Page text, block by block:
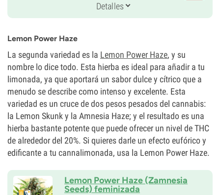
THC
15%
CBD
Bajo
Tipo de floración
Autofloreciente
Detalles
Lemon Power Haze
La segunda variedad es la Lemon Power Haze, y su
nombre lo dice todo. Esta hierba es ideal para añadir a tu
limonada, ya que aportará un sabor dulce y cítrico que a
menudo se describe como intenso y excelente. Esta
variedad es un cruce de dos pesos pesados del cannabis:
la Lemon Skunk y la Amnesia Haze; y el resultado es una
hierba bastante potente que puede ofrecer un nivel de THC
de alrededor del 20%. Si quieres darle un efecto eufórico y
edificante a tu cannalimonada, usa la Lemon Power Haze.
Lemon Power Haze (Zamnesia
Seeds) feminizada